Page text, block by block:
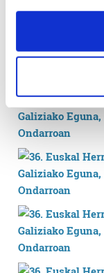
If you allow, we
Collect
Identify
specific
Find out more
and set your
prozesatzen
pertsonalizatuak
neurtzeko,
produktuak
erabiltzen dituen